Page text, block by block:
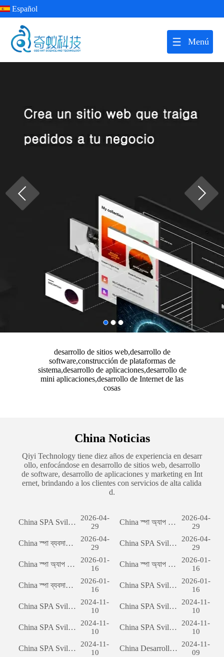
Español
Menú
desarrollo de sitios web,desarrollo de
software,construcción de plataformas de
sistema,desarrollo de aplicaciones,desarrollo de
mini aplicaciones,desarrollo de Internet de las
cosas
China Noticias
Qiyi Technology tiene diez años de experiencia en desarr
ollo, enfocándose en desarrollo de sitios web, desarrollo
de software, desarrollo de aplicaciones y marketing en Int
ernet, brindando a los clientes con servicios de alta calida
d.
China SPA Sviluppo del sito web per il commercio estero: una guida completa
2026-04-
29
China স্পা অ্যাপ ডেভেলপমেন্টঃ একটি সফল মোবাইল অ্যাপ্লিকেশন তৈরির যাত্রা
2026-04-
29
China স্পা ব্যবসায়িক সম্ভাবনার উন্মোচনঃ কাস্টম সফটওয়্যার ডেভেলপমেন্টের শক্তি
2026-04-
29
China SPA Sviluppo del sito web per il commercio estero: una guida completa
2026-04-
29
China স্পা অ্যাপ ডেভেলপমেন্টঃ একটি সফল মোবাইল অ্যাপ্লিকেশন তৈরির যাত্রা
2026-01-
16
China স্পা অ্যাপ ডেভেলপমেন্টঃ একটি সফল মোবাইল অ্যাপ্লিকেশন তৈরির যাত্রা
2026-01-
16
China স্পা ব্যবসায়িক সম্ভাবনার উন্মোচনঃ কাস্টম সফটওয়্যার ডেভেলপমেন্টের শক্তি
2026-01-
16
China SPA Sviluppo del sito web per il commercio estero: una guida completa
2026-01-
16
China SPA Sviluppo del sito web per il commercio estero: una guida completa
2024-11-
10
China SPA Sviluppo del sito web per il commercio estero: una guida completa
2024-11-
10
China SPA Sviluppo del sito web per il commercio estero: una guida completa
2024-11-
10
China SPA Sviluppo del sito web per il commercio estero: una guida completa
2024-11-
10
China SPA Sviluppo del sito web per il commercio estero: una guida completa
2024-11-
10
China Desarrollo del sitio web de comercio exterior: una guía integral
2024-11-
09